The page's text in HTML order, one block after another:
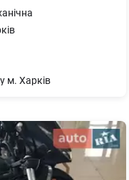
м. Харків